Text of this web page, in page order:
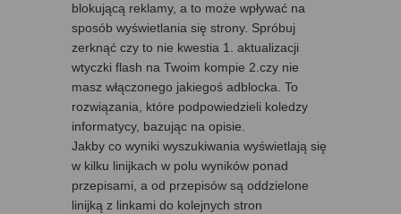
blokującą reklamy, a to może wpływać na
sposób wyświetlania się strony. Spróbuj
zerknąć czy to nie kwestia 1. aktualizacji
wtyczki flash na Twoim kompie 2.czy nie
masz włączonego jakiegoś adblocka. To
rozwiązania, które podpowiedzieli koledzy
informatycy, bazując na opisie.
Jakby co wyniki wyszukiwania wyświetlają się
w kilku linijkach w polu wyników ponad
przepisami, a od przepisów są oddzielone
linijką z linkami do kolejnych stron